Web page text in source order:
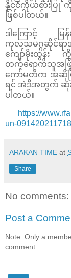
နိုင်ငံကိုယ်စားပ
ဖြစ်ပါတယ်။
ဒါကြောင့် မ
ကုလသမဂ္ဂဆိုင်ရ
ကျော်မိုးထွန်း
တက်ရောက်သူအဖ
ကော်မတီက အဆို
ရင် အဲဒီအတွက် ဆုံး
ပါတယ်။
https://
un-
ARAKAN TIME at
Share
No comments:
Post a
Note: Only a
comment.